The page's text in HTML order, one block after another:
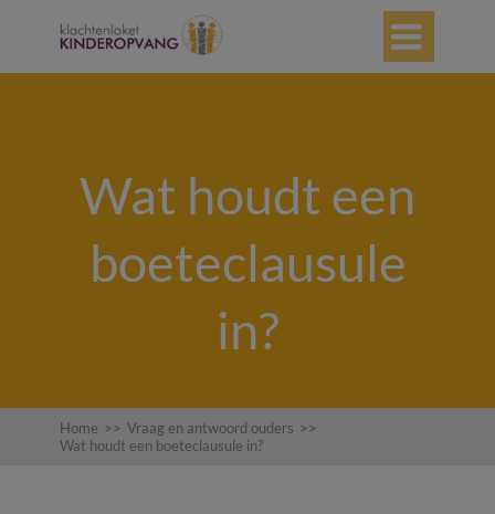

Wat houdt een
boeteclausule
in?
Home >> Vraag en antwoord ouders >>
Wat houdt een boeteclausule in?